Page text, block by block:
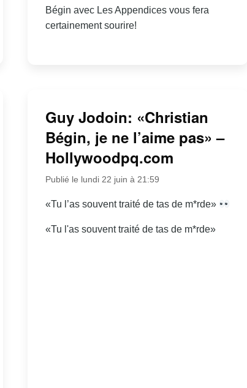
Bégin avec Les Appendices vous fera
certainement sourire!
Guy Jodoin: «Christian
Bégin, je ne l’aime pas» –
Hollywoodpq.com
Publié le lundi 22 juin à 21:59
«Tu l’as souvent traité de tas de m*rde»
«Tu l'as souvent traité de tas de m*rde»